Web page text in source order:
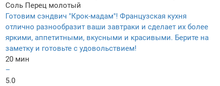
Соль Перец молотый
Готовим сэндвич "Крок-мадам"! Французская кухня
отлично разнообразит ваши завтраки и сделает их более
яркими, аппетитными, вкусными и красивыми. Берите на
заметку и готовьте с удовольствием!
20 мин
–
5.0